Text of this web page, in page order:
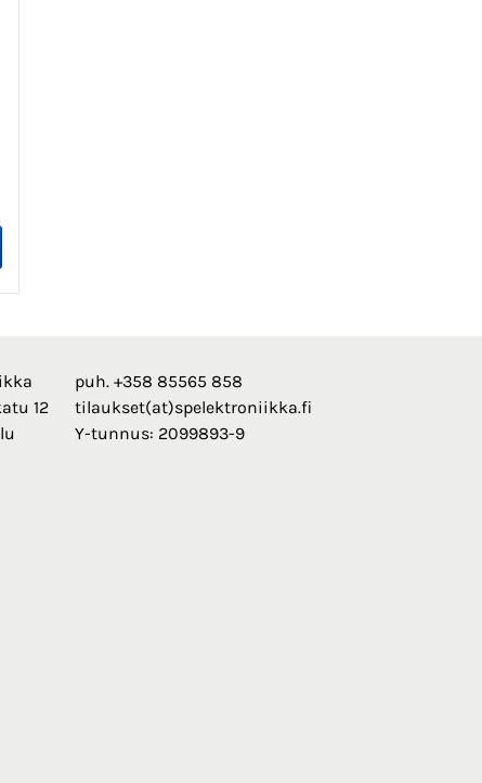
12
puh. +358 85565 858
tilaukset(at)spelektroniikka.fi
Y-tunnus: 2099893-9